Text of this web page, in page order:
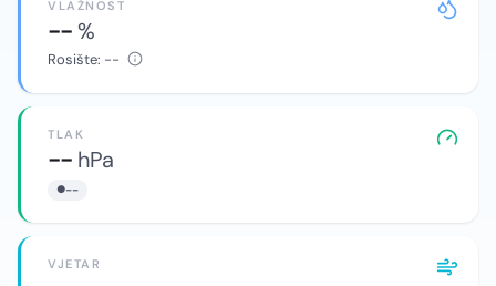
VLAŽNOST
--%
Rosište: --
TLAK
-- hPa
--
VJETAR